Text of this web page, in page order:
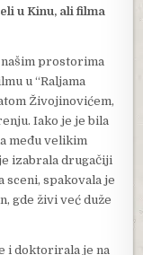
u Kinu, ali filma
prostorima
u “Raljama
Živojinovićem,
Iako je je bila
među velikim
izabrala drugačiji
sceni, spakovala je
gde živi već duže
i doktorirala je na